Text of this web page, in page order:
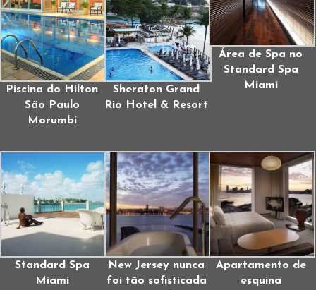
Piscina do Hilton
São Paulo
Morumbi
Sheraton Grand
Rio Hotel & Resort
Área de Spa no
Standard Spa
Miami
Standard Spa
Miami
New Jersey nunca
foi tão sofisticada
Apartamento de
esquina